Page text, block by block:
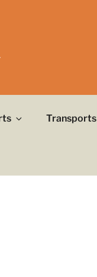
Transports